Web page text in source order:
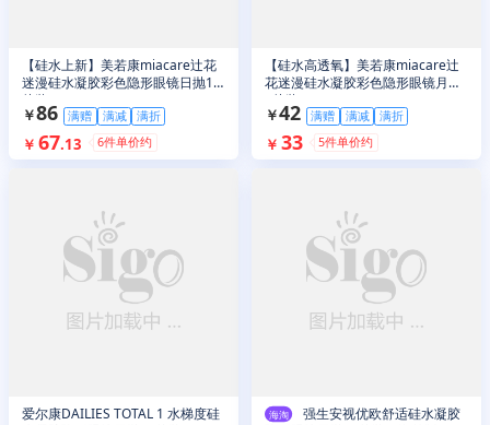
【硅水上新】美若康miacare辻花
迷漫硅水凝胶彩色隐形眼镜日抛10
片装
￥86 满赠 满减 满折
￥ 67.13 6件单价约
【硅水高透氧】美若康miacare辻
花迷漫硅水凝胶彩色隐形眼镜月抛
1片装
￥42 满赠 满减 满折
￥ 33 5件单价约
爱尔康DAILIES TOTAL 1 水梯度硅
海淘
强生安视优欧舒适硅水凝胶